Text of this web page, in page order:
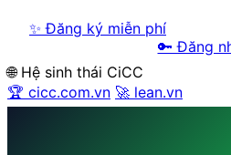
✨ Đăng ký miễn phí
🔑 Đăng
🌐 Hệ sinh thái CiCC
🏆 cicc.com.vn 🚀 lean.vn